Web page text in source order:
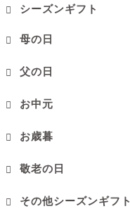
シーズンギフト
母の日
父の日
お中元
お歳暮
敬老の日
その他シーズンギフト